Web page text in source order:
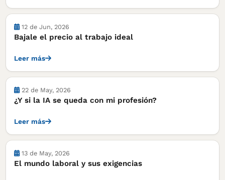
Notas
12 de Jun, 2026
Bajale el precio al trabajo ideal
Leer más
22 de May, 2026
¿Y si la IA se queda con mi profesión?
Leer más
13 de May, 2026
El mundo laboral y sus exigencias